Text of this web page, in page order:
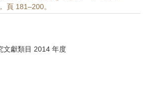
頁 181–200。
文獻類目 2014 年度